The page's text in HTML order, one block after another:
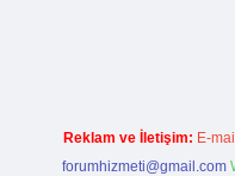
Reklam ve İletişim: E-
forumhizmeti@gmail.com